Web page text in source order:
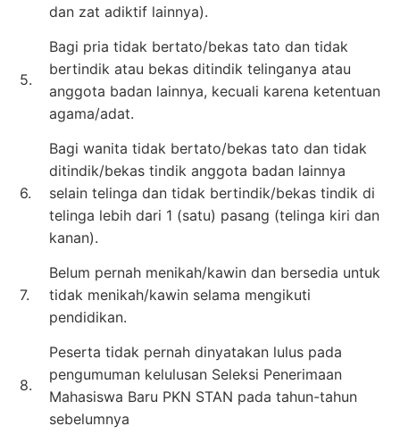
dan zat adiktif lainnya).
5.
Bagi pria tidak bertato/bekas tato dan tidak
bertindik atau bekas ditindik telinganya atau
anggota badan lainnya, kecuali karena ketentuan
agama/adat.
6.
Bagi wanita tidak bertato/bekas tato dan tidak
ditindik/bekas tindik anggota badan lainnya
selain telinga dan tidak bertindik/bekas tindik di
telinga lebih dari 1 (satu) pasang (telinga kiri dan
kanan).
7.
Belum pernah menikah/kawin dan bersedia untuk
tidak menikah/kawin selama mengikuti
pendidikan.
8.
Peserta tidak pernah dinyatakan lulus pada
pengumuman kelulusan Seleksi Penerimaan
Mahasiswa Baru PKN STAN pada tahun-tahun
sebelumnya